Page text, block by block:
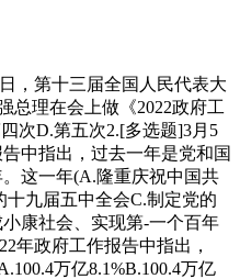
，第⼗三届全国⼈⺠代表⼤
总理在会上做《2022政府⼯
次D.第五次2.[多选题]3⽉5
中指出，过去⼀年是党和国
这⼀年(A.隆重庆祝中国共
九届五中全会C.制定党的
康社会、实现第-⼀个百年
年政府⼯作报告中指出，
万亿8.1%B.100.4万亿